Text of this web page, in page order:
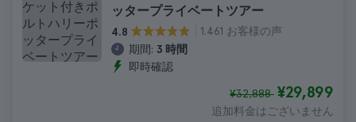
ッタープライベートツアー
4.8
1.461 お客様の声
期間: 3 時間
即時確認
¥32,888 ¥29,899
追加料金はございません